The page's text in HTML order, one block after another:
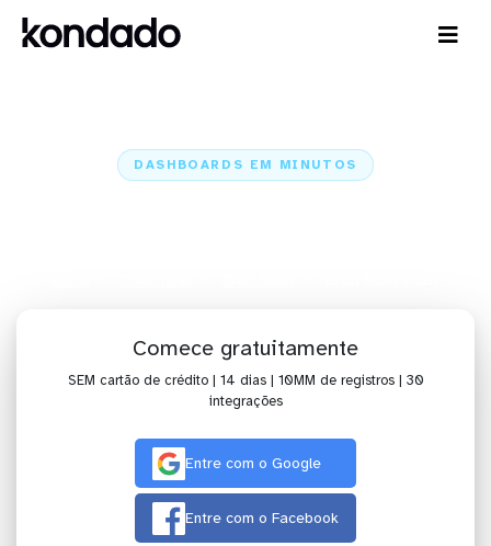
DASHBOARDS EM MINUTOS
Comece gratuitamente
SEM cartão de crédito | 14 dias | 10MM de registros | 30
integrações
Entre com o Google
Entre com o Facebook